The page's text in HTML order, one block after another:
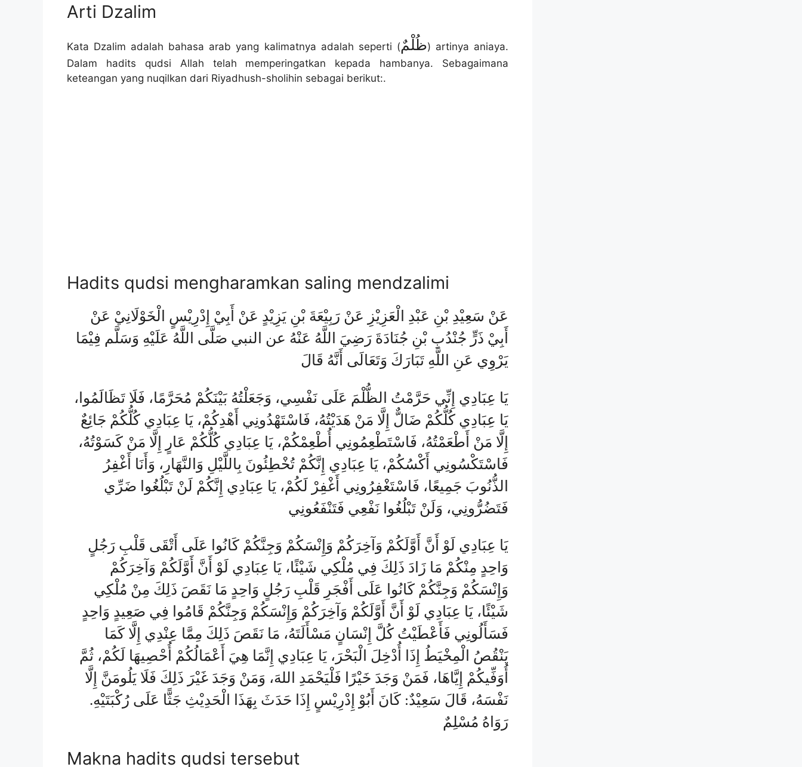
Arti Dzalim
Kata Dzalim adalah bahasa arab yang kalimatnya adalah seperti (ظُلْمٌ) artinya aniaya.
Dalam hadits qudsi Allah telah memperingatkan kepada hambanya. Sebagaimana
keteangan yang nuqilkan dari Riyadhush-sholihin sebagai berikut:.
Hadits qudsi mengharamkan saling mendzalimi
عَنْ سَعِيْدِ بْنِ عَبْدِ الْعَزِيْزِ عَنْ رَبِيْعَةَ بْنِ يَزِيْدٍ عَنْ أَبِيْ إِدْرِيْسٍ الْخَوْلَانِيْ عَنْ
أَبِيْ ذَرٍّ جُنْدُبِ بْنِ جُنَادَةَ رَضِيَ اللَّهُ عَنْهُ عن النبي صَلَّى اللَّهُ عَلَيْهِ وَسَلَّم فِيْمَا
يَرْوِي عَنِ اللَّهِ تَبَارَكَ وَتَعَالَى أَنَّهُ قَالَ
يَا عِبَادِي إِنِّي حَرَّمْتُ الظُّلْمَ عَلَى نَفْسِي، وَجَعَلْتُهُ بَيْنَكُمْ مُحَرَّمًا، فَلَا تَظَالَمُوا،
يَا عِبَادِي كُلُّكُمْ ضَالٌّ إِلَّا مَنْ هَدَيْتُهُ، فَاسْتَهْدُونِي أَهْدِكُمْ، يَا عِبَادِي كُلُّكُمْ جَائِعٌ
إِلَّا مَنْ أَطْعَمْتُهُ، فَاسْتَطْعِمُونِي أُطْعِمْكُمْ، يَا عِبَادِي كُلُّكُمْ عَارٍ إِلَّا مَنْ كَسَوْتُهُ،
فَاسْتَكْسُونِي أَكْسُكُمْ، يَا عِبَادِي إِنَّكُمْ تُخْطِئُونَ بِاللَّيْلِ وَالنَّهَارِ، وَأَنَا أَغْفِرُ
الذُّنُوبَ جَمِيعًا، فَاسْتَغْفِرُونِي أَغْفِرْ لَكُمْ، يَا عِبَادِي إِنَّكُمْ لَنْ تَبْلُغُوا ضَرِّي
فَتَضُرُّونِي، وَلَنْ تَبْلُغُوا نَفْعِي فَتَنْفَعُونِي
يَا عِبَادِي لَوْ أَنَّ أَوَّلَكُمْ وَآخِرَكُمْ وَإِنْسَكُمْ وَجِنَّكُمْ كَانُوا عَلَى أَتْقَى قَلْبِ رَجُلٍ
وَاحِدٍ مِنْكُمْ مَا زَادَ ذَلِكَ فِي مُلْكِي شَيْئًا، يَا عِبَادِي لَوْ أَنَّ أَوَّلَكُمْ وَآخِرَكُمْ
وَإِنْسَكُمْ وَجِنَّكُمْ كَانُوا عَلَى أَفْجَرِ قَلْبِ رَجُلٍ وَاحِدٍ مَا نَقَصَ ذَلِكَ مِنْ مُلْكِي
شَيْئًا، يَا عِبَادِي لَوْ أَنَّ أَوَّلَكُمْ وَآخِرَكُمْ وَإِنْسَكُمْ وَجِنَّكُمْ قَامُوا فِي صَعِيدٍ وَاحِدٍ
فَسَأَلُونِي فَأَعْطَيْتُ كُلَّ إِنْسَانٍ مَسْأَلَتَهُ، مَا نَقَصَ ذَلِكَ مِمَّا عِنْدِي إِلَّا كَمَا
يَنْقُصُ الْمِخْيَطُ إِذَا أُدْخِلَ الْبَحْرَ، يَا عِبَادِي إِنَّمَا هِيَ أَعْمَالُكُمْ أُحْصِيهَا لَكُمْ، ثُمَّ
أُوَفِّيكُمْ إِيَّاهَا، فَمَنْ وَجَدَ خَيْرًا فَلْيَحْمَدِ اللهَ، وَمَنْ وَجَدَ غَيْرَ ذَلِكَ فَلَا يَلُومَنَّ إِلَّا
نَفْسَهُ، قَالَ سَعِيْدٌ: كَانَ أَبُوْ إِدْرِيْسٍ إِذَا حَدَثَ بِهَذَا الْحَدِيْثِ جَثًّا عَلَى رُكْبَتَيْهِ.
رَوَاهُ مُسْلِمٌ
Makna hadits qudsi tersebut